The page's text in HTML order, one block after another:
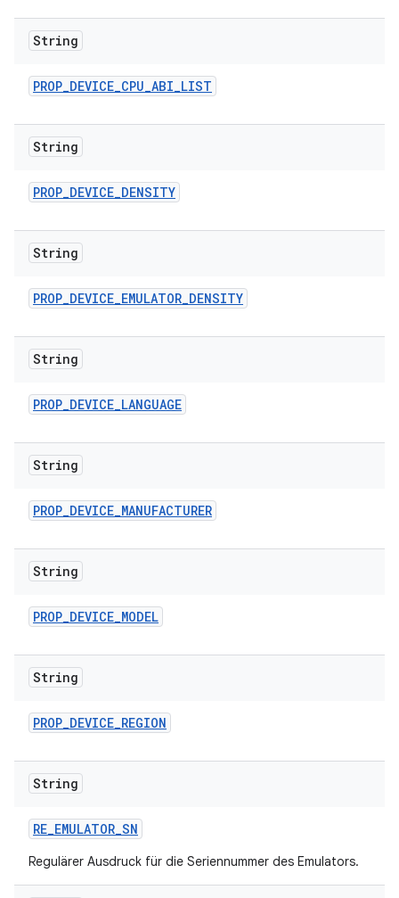
String
PROP_DEVICE_CPU_ABI_LIST
String
PROP_DEVICE_DENSITY
String
PROP_DEVICE_EMULATOR_DENSITY
String
PROP_DEVICE_LANGUAGE
String
PROP_DEVICE_MANUFACTURER
String
PROP_DEVICE_MODEL
String
PROP_DEVICE_REGION
String
RE_EMULATOR_SN
Regulärer Ausdruck für die Seriennummer des Emulators.